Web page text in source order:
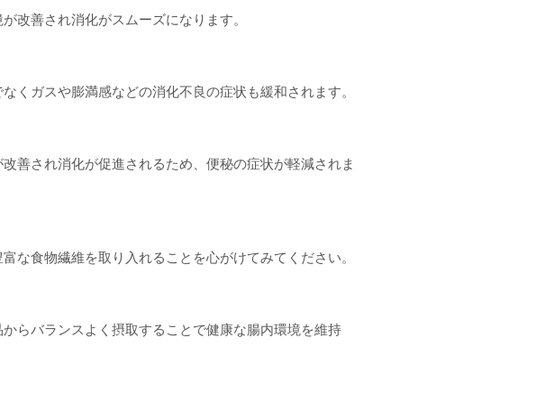
改善され消化がスムーズになります。
くガスや膨満感などの消化不良の症状も緩和されます。
善され消化が促進されるため、便秘の症状が軽減されま
な食物繊維を取り入れることを心がけてみてください。
らバランスよく摂取することで健康な腸内環境を維持